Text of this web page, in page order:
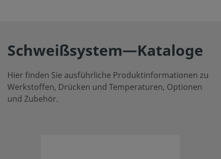
Schweißsystem—Kataloge
Hier finden Sie ausführliche Produktinformationen zu
Werkstoffen, Drücken und Temperaturen, Optionen
und Zubehör.